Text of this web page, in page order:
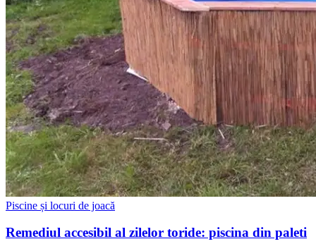
Piscine și locuri de joacă
Remediul accesibil al zilelor toride: piscina din paleti